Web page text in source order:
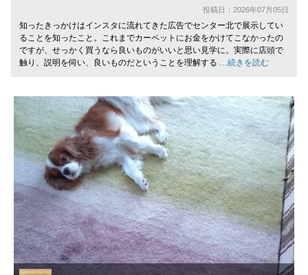
投稿日：2026年07月05日
知ったきっかけはインスタに流れてきた広告でセンター北で展示してい
ることを知ったこと。これまでカーペットにお金をかけてこなかったの
ですが、せっかく買うなら良いものがいいと思い見学に。実際に店頭で
触り、説明を伺い、良いものだということを理解する …続きを読む